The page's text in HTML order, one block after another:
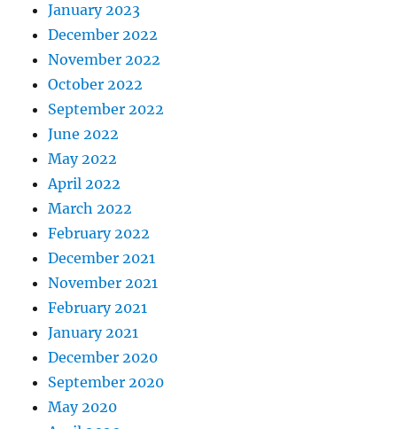
January 2023
December 2022
November 2022
October 2022
September 2022
June 2022
May 2022
April 2022
March 2022
February 2022
December 2021
November 2021
February 2021
January 2021
December 2020
September 2020
May 2020